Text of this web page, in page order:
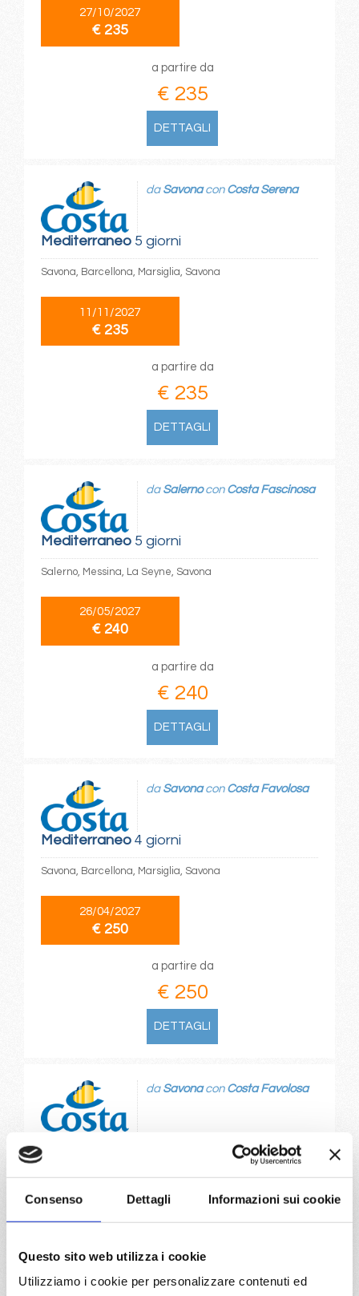
Consenso Dettagli Informazioni sui cookie
Questo sito web utilizza i cookie
Utilizziamo i cookie per personalizzare contenuti ed
27/10/2027
€ 235
a partire da
€ 235
DETTAGLI
Mediterraneo5 giorni
da Savonacon Costa Serena
Savona, Barcellona, Marsiglia, Savona
11/11/2027
€ 235
a partire da
€ 235
DETTAGLI
Mediterraneo5 giorni
da Salernocon Costa Fascinosa
Salerno, Messina, La Seyne, Savona
26/05/2027
€ 240
a partire da
€ 240
DETTAGLI
Mediterraneo4 giorni
da Savonacon Costa Favolosa
Savona, Barcellona, Marsiglia, Savona
28/04/2027
€ 250
a partire da
€ 250
DETTAGLI
da Savonacon Costa Favolosa
€ 250
€ 250